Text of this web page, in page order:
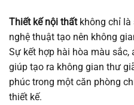
Thiết kế nội thấtkhông chỉ là
nghệ thuật tạo nên không
Sự kết hợp hài hòa màu
giúp tạo ra không gian thư
phúc trong một căn phòng
thiết kế.